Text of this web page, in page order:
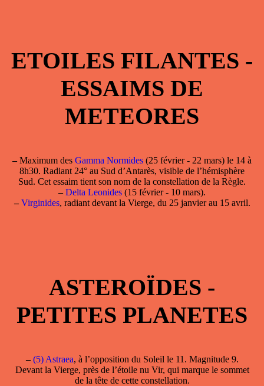
ETOILES FILANTES -
ESSAIMS DE
METEORES
–Maximum des Gamma Normides (25 février - 22 mars) le 14 à
8h30. Radiant 24° au Sud d’Antarès, visible de l’hémisphère
Sud. Cet essaim tient son nom de la constellation de la Règle.
– Delta Leonides (15 février - 10 mars).
– Virginides, radiant devant la Vierge, du 25 janvier au 15 avril.
ASTEROÏDES -
PETITES PLANETES
– (5) Astraea, à l’opposition du Soleil le 11. Magnitude 9.
Devant la Vierge, près de l’étoile nu Vir, qui marque le sommet
de la tête de cette constellation.